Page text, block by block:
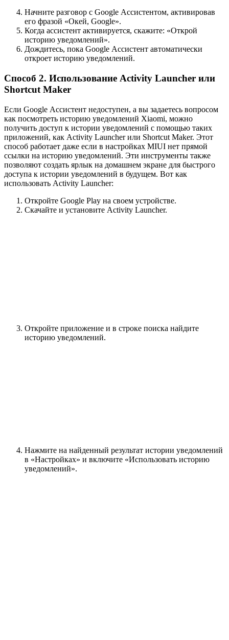
Начните разговор с Google Ассистентом, активировав
его фразой «Окей, Google».
Когда ассистент активируется, скажите: «Открой
историю уведомлений».
Дождитесь, пока Google Ассистент автоматически
откроет историю уведомлений.
Способ 2. Использование Activity Launcher или
Shortcut Maker
Если Google Ассистент недоступен, а вы задаетесь вопросом
как посмотреть историю уведомлений Xiaomi, можно
получить доступ к истории уведомлений с помощью таких
приложений, как Activity Launcher или Shortcut Maker. Этот
способ работает даже если в настройках MIUI нет прямой
ссылки на историю уведомлений. Эти инструменты также
позволяют создать ярлык на домашнем экране для быстрого
доступа к истории уведомлений в будущем. Вот как
использовать Activity Launcher:
Откройте Google Play на своем устройстве.
Скачайте и установите Activity Launcher.
Откройте приложение и в строке поиска найдите
историю уведомлений.
Нажмите на найденный результат истории уведомлений
в «Настройках» и включите «Использовать историю
уведомлений».